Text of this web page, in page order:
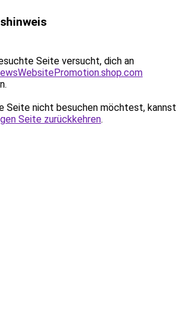
Seite versucht, dich an
Seite nicht besuchen möchtest, kannst
Seite zurückkehren.